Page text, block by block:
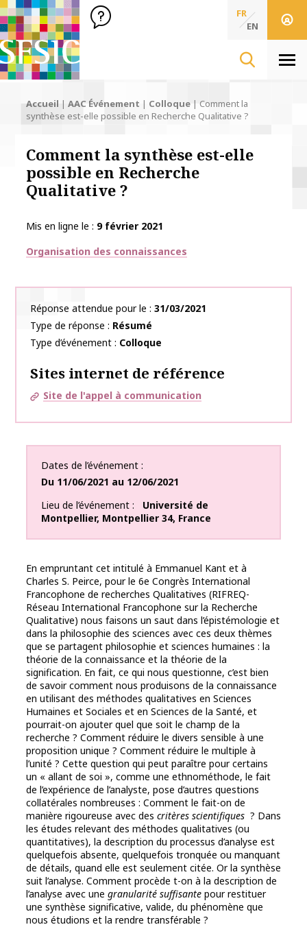
SFSIC Société Française des Sciences de l'Information & de
Société Française des Sciences
de l'Information
FR
EN
Accueil | AAC Événement | Colloque | Comment la
synthèse est-elle possible en Recherche Qualitative ?
Comment la synthèse est-elle
possible en Recherche
Qualitative ?
Mis en ligne le
9 février 2021
Thématiques
Organisation des connaissances
Réponse attendue pour le
31/03/2021
Type de réponse
Résumé
Type d’événement
Colloque
Sites internet de référence
Site de l'appel à communication
Dates de l’événement
Du 11/06/2021 au 12/06/2021
Lieu de l’événement
Université de
Montpellier, Montpellier 34, France
En empruntant cet intitulé à Emmanuel Kant et à
Charles S. Peirce, pour le 6e Congrès International
Francophone de recherches Qualitatives (RIFREQ-
Réseau International Francophone sur la Recherche
Qualitative) nous faisons un saut dans l’épistémologie et
dans la philosophie des sciences avec ces deux thèmes
que se partagent philosophie et sciences humaines : la
théorie de la connaissance et la théorie de la
signification. En fait, ce qui nous questionne, c’est bien
de savoir comment nous produisons de la connaissance
en utilisant des méthodes qualitatives en Sciences
Humaines et Sociales et en Sciences de la Santé, et
pourrait-on ajouter quel que soit le champ de la
recherche ? Comment réduire le divers sensible à une
proposition unique ? Comment réduire le multiple à
l’unité ? Cette question qui peut paraître pour certains
un « allant de soi », comme une ethnométhode, le fait
de l’expérience de l’analyste, pose d’autres questions
collatérales nombreuses : Comment le fait-on de
manière rigoureuse avec des critères scientifiques ? Dans
les études relevant des méthodes qualitatives (ou
quantitatives), la description du processus d’analyse est
quelquefois absente, quelquefois tronquée ou manquant
de détails, quand elle est seulement citée. Or la synthèse
suit l’analyse. Comment procède t-on à la description de
l’analyse avec une granularité suffisante pour restituer
une synthèse significative, valide, du phénomène que
nous étudions et la rendre transférable ?